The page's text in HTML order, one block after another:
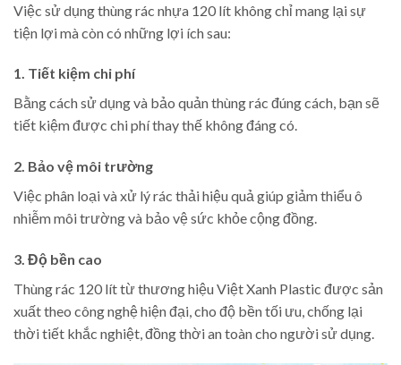
Việc sử dụng thùng rác nhựa 120 lít không chỉ mang lại sự
tiện lợi mà còn có những lợi ích sau:
1. Tiết kiệm chi phí
Bằng cách sử dụng và bảo quản thùng rác đúng cách, bạn sẽ
tiết kiệm được chi phí thay thế không đáng có.
2. Bảo vệ môi trường
Việc phân loại và xử lý rác thải hiệu quả giúp giảm thiểu ô
nhiễm môi trường và bảo vệ sức khỏe cộng đồng.
3. Độ bền cao
Thùng rác 120 lít từ thương hiệu Việt Xanh Plastic được sản
xuất theo công nghệ hiện đại, cho độ bền tối ưu, chống lại
thời tiết khắc nghiệt, đồng thời an toàn cho người sử dụng.